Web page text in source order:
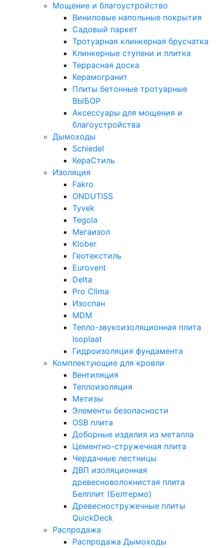
Мощение и благоустройство
Виниловые напольные покрытия
Садовый паркет
Тротуарная клинкерная брусчатка
Клинкерные ступени и плитка
Террасная доска
Керамогранит
Плиты бетонные тротуарные
ВЫБОР
Аксессуары для мощения и
благоустройства
Дымоходы
Schiedel
КераСтиль
Изоляция
Fakro
ONDUTISS
Tyvek
Tegola
Мегаизол
Klober
Геотекстиль
Eurovent
Delta
Pro Clima
Изоспан
MDM
Тепло-звукоизоляционная плита
Isoplaat
Гидроизоляция фундамента
Комплектующие для кровли
Вентиляция
Теплоизоляция
Метизы
Элементы безопасности
OSB плита
Доборные изделия из металла
Цементно-стружечная плита
Чердачные лестницы
ДВП изоляционная
древесноволокнистая плита
Белплит (Белтермо)
Древесностружечные плиты
QuickDeck
Распродажа
Распродажа Дымоходы